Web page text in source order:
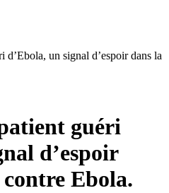
d’Ebola, un signal d’espoir dans la
guéri
d’espoir
Ebola.